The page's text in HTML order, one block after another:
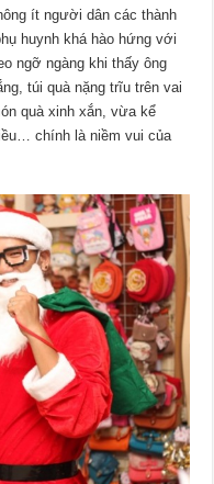
ít người dân các thành
huynh khá hào hứng với
ngỡ ngàng khi thấy ông
túi quà nặng trĩu trên vai
quà xinh xắn, vừa kể
chính là niềm vui của